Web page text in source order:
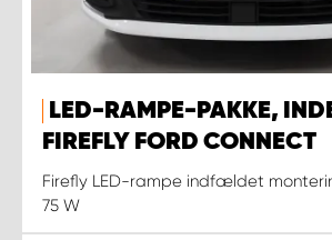
LED-RAMPE-PAKKE,
FIREFLY FORD CONNECT
Firefly LED-rampe indfældet
75 W